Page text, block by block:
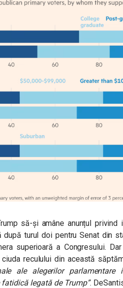
să-și amâne anunțul privind
turul doi pentru Senat din
superioară a Congresului.
reculului din această
ale alegerilor parlamentare
legată de Trump”.